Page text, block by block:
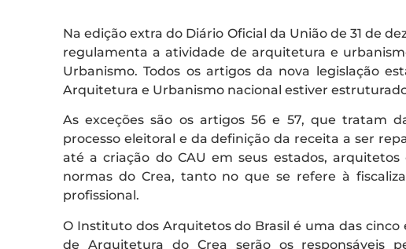
Na edição extra do Diário Oficial da União de 31 de
regulamenta a atividade de arquitetura e
Urbanismo. Todos os artigos da nova legislação
Arquitetura e Urbanismo nacional estiver
As exceções são os artigos 56 e 57, que tratam
processo eleitoral e da definição da receita a ser
até a criação do CAU em seus estados,
normas do Crea, tanto no que se refere à
profissional.
O Instituto dos Arquitetos do Brasil é uma das
de Arquitetura do Crea serão os responsáveis